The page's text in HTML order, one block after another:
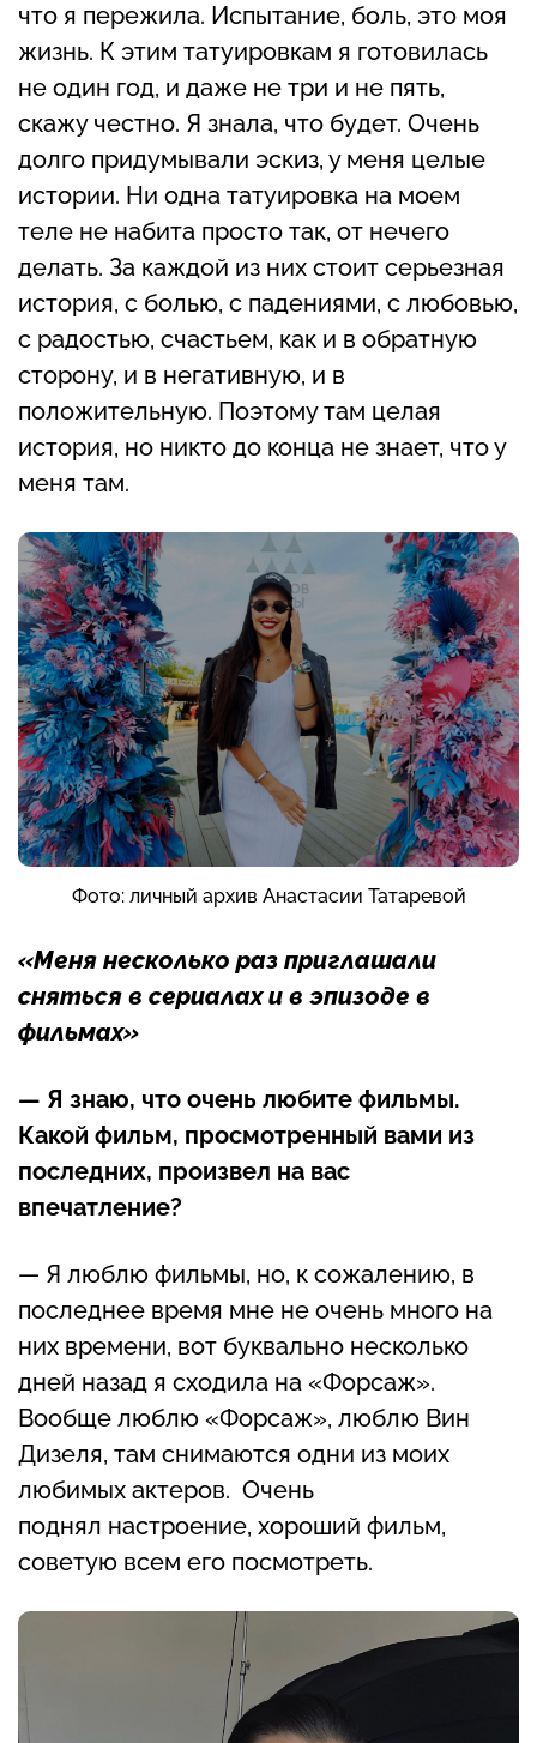
что я пережила. Испытание, боль, это моя
жизнь. К этим татуировкам я готовилась
не один год, и даже не три и не пять,
скажу честно. Я знала, что будет. Очень
долго придумывали эскиз, у меня целые
истории. Ни одна татуировка на моем
теле не набита просто так, от нечего
делать. За каждой из них стоит серьезная
история, с болью, с падениями, с любовью,
с радостью, счастьем, как и в обратную
сторону, и в негативную, и в
положительную. Поэтому там целая
история, но никто до конца не знает, что у
меня там.
Фото: личный архив Анастасии Татаревой
«Меня несколько раз приглашали
сняться в сериалах и в эпизоде в
фильмах»
— Я знаю, что очень любите фильмы.
Какой фильм, просмотренный вами из
последних, произвел на вас
впечатление?
— Я люблю фильмы, но, к сожалению, в
последнее время мне не очень много на
них времени, вот буквально несколько
дней назад я сходила на «Форсаж».
Вообще люблю «Форсаж», люблю Вин
Дизеля, там снимаются одни из моих
любимых актеров. Очень
поднял настроение, хороший фильм,
советую всем его посмотреть.